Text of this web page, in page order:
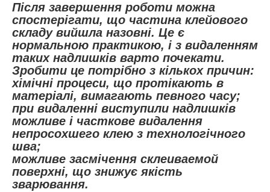
Після завершення роботи можна
спостерігати, що частина клейового
складу вийшла назовні. Це є
нормальною практикою, і з видаленням
таких надлишків варто почекати.
Зробити це потрібно з кількох причин:
хімічні процеси, що протікають в
матеріалі, вимагають певного часу;
при видаленні виступили надлишків
можливе і часткове видалення
непросохшего клею з технологічного
шва;
можливе засмічення склеиваемой
поверхні, що знижує якість
зварювання.